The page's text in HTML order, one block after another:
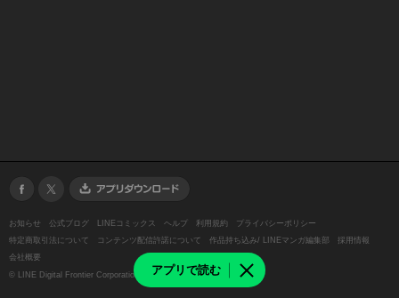
アプリで読む
お知らせ 公式ブログ LINEコミックス ヘルプ 利用規約
プライバシーポリシー
特定商取引法について
コンテンツ配信許諾について 作品持ち込み/ LINEマンガ編集部
採用情報
会社概要
© LINE Digital Frontier Corporation